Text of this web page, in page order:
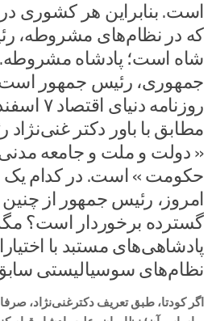
است. بنابراین هر کشوری در
که در نظام‌های مشروطه،
شاه است؛ پادشاه
جمهوری، رئیس جمهور
مطابق با باور دکتر
« دولت و ملت و جامعه
حکومت » است. در کدام یک
امروز، رئیس جمهور از
گسترده‌ برخوردار است؟
پادشاهی‌های مستبد با
نظام‌های سوسیالیستی
اگر کودتا، طبق تعریف دکترغنی‌نژاد،